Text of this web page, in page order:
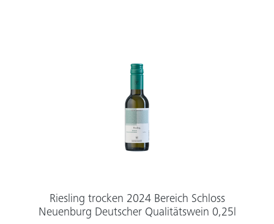
Riesling trocken 2024 Bereich Schloss
Neuenburg Deutscher Qualitätswein 0,25l